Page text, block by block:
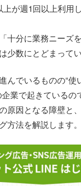
が週1回以上利用
十分に業務ニーズ
少数にとどまってい
んでいるものの“使
業で起きているの
原因となる障壁と
方法を解説します。